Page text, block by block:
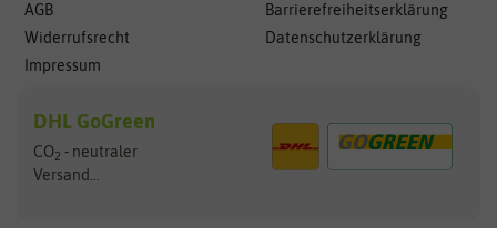
AGB
Widerrufsrecht
Impressum
Barrierefreiheitserklärung
Datenschutzerklärung
DHL GoGreen
CO2 - neutraler
Versand...